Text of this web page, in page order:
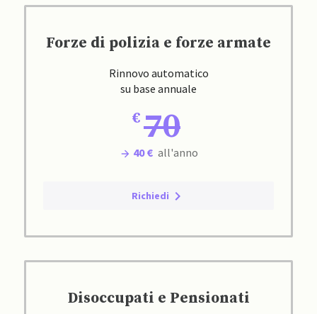
Forze di polizia e forze armate
Rinnovo automatico
su base annuale
70
40 € all'anno
Richiedi
Disoccupati e Pensionati